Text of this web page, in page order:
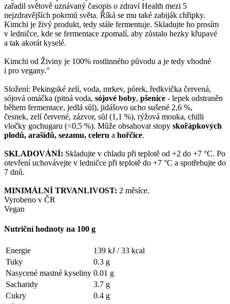
zařadil světově uznávaný časopis o zdraví Health mezi 5
nejzdravějších pokrmů světa. Říká se mu také zabiják chřipky.
Kimchi je živý produkt, tedy stále fermentuje. Skladujte ho prosím
v ledničce, kde se fermentace zpomalí, aby zůstalo hezky křupavé
a tak akorát kyselé.
Kimchi od Živiny je 100% rostlinného původu a je tedy vhodné
i pro vegany."
Složení: Pekingské zelí, voda, mrkev, pórek, ředkvička červená,
sójová omáčka (pitná voda, sójové boby, pšenice - lepek odstraněn
během fermentace, jedlá sůl), jidášovo ucho sušené 2,6 %,
česnek, zelí červené, zázvor, sůl (1,1 %), rýžová mouka, chilli
vločky gochugaru (<0,5 %). Může obsahovat stopy skořápkových
plodů, arašídů, sezamu, celeru a hořčice.
SKLADOVÁNÍ: Skladujte v chladu při teplotě od +2 do +7 °C. Po
otevření uchovávejte v ledničce při teplotě do +7 °C a spotřebujte do
7 dnů.
MINIMÁLNÍ TRVANLIVOST: 2 měsíce.
Vyrobeno v ČR
Vegan
Nutriční hodnoty na 100 g
Energie 139 kJ /33 kcal
Tuky
0.3 g
Nasycené mastné kyseliny 0.01 g
Sacharidy
3.7 g
Cukry
0.4 g